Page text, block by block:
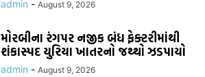
admin - August 9, 2026
મોરબીના રંગપર નજીક બંધ ફેક્ટરીમાંથી
શંકાસ્પદ યુરિયા ખાતરનો જથ્થો ઝડપાયો
admin - August 9, 2026